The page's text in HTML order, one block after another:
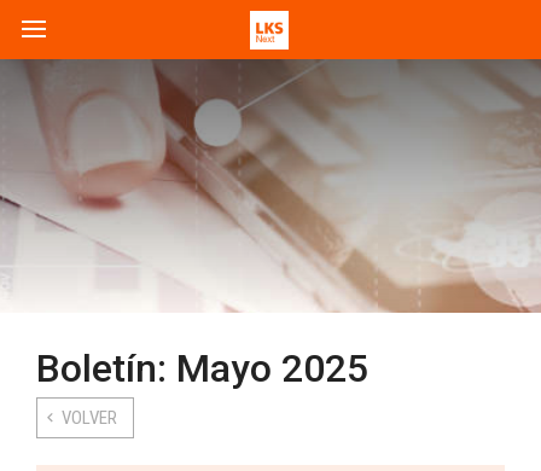
Boletín: Mayo 2025
VOLVER